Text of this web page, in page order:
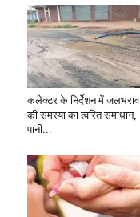
कलेक्टर के निर्देशन में जलभराव
की समस्या का त्वरित समाधान,
पानी...